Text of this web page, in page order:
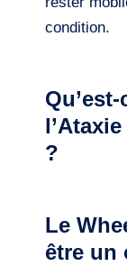
condition.
?
Le
être un